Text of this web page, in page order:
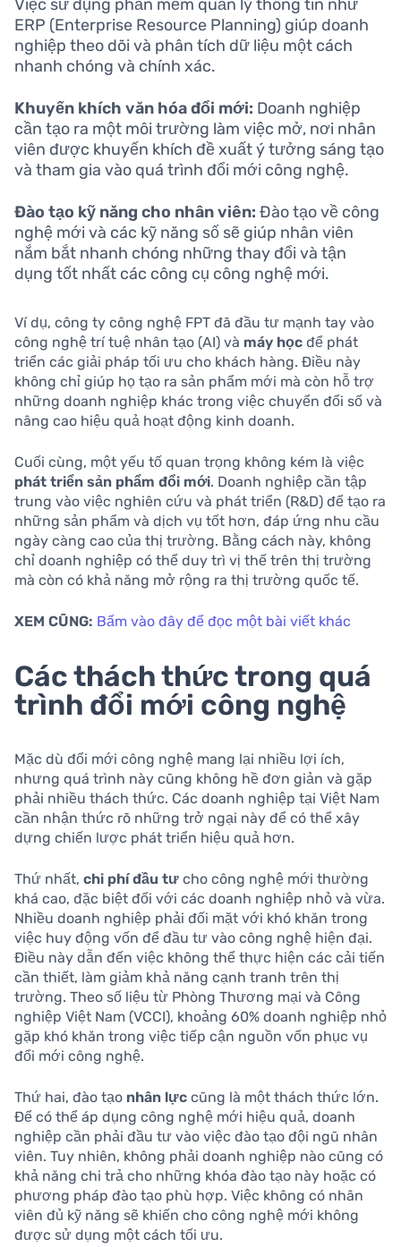
Việc sử dụng phần mềm quản lý thông tin như
ERP (Enterprise Resource Planning) giúp doanh
nghiệp theo dõi và phân tích dữ liệu một cách
nhanh chóng và chính xác.
Khuyến khích văn hóa đổi mới: Doanh nghiệp
cần tạo ra một môi trường làm việc mở, nơi nhân
viên được khuyến khích đề xuất ý tưởng sáng tạo
và tham gia vào quá trình đổi mới công nghệ.
Đào tạo kỹ năng cho nhân viên: Đào tạo về công
nghệ mới và các kỹ năng số sẽ giúp nhân viên
nắm bắt nhanh chóng những thay đổi và tận
dụng tốt nhất các công cụ công nghệ mới.
Ví dụ, công ty công nghệ FPT đã đầu tư mạnh tay vào
công nghệ trí tuệ nhân tạo (AI) và máy học để phát
triển các giải pháp tối ưu cho khách hàng. Điều này
không chỉ giúp họ tạo ra sản phẩm mới mà còn hỗ trợ
những doanh nghiệp khác trong việc chuyển đổi số và
nâng cao hiệu quả hoạt động kinh doanh.
Cuối cùng, một yếu tố quan trọng không kém là việc
phát triển sản phẩm đổi mới. Doanh nghiệp cần tập
trung vào việc nghiên cứu và phát triển (R&D) để tạo ra
những sản phẩm và dịch vụ tốt hơn, đáp ứng nhu cầu
ngày càng cao của thị trường. Bằng cách này, không
chỉ doanh nghiệp có thể duy trì vị thế trên thị trường
mà còn có khả năng mở rộng ra thị trường quốc tế.
XEM CŨNG: Bấm vào đây để đọc một bài viết khác
Các thách thức trong quá
trình đổi mới công nghệ
Mặc dù đổi mới công nghệ mang lại nhiều lợi ích,
nhưng quá trình này cũng không hề đơn giản và gặp
phải nhiều thách thức. Các doanh nghiệp tại Việt Nam
cần nhận thức rõ những trở ngại này để có thể xây
dựng chiến lược phát triển hiệu quả hơn.
Thứ nhất, chi phí đầu tư cho công nghệ mới thường
khá cao, đặc biệt đối với các doanh nghiệp nhỏ và vừa.
Nhiều doanh nghiệp phải đối mặt với khó khăn trong
việc huy động vốn để đầu tư vào công nghệ hiện đại.
Điều này dẫn đến việc không thể thực hiện các cải tiến
cần thiết, làm giảm khả năng cạnh tranh trên thị
trường. Theo số liệu từ Phòng Thương mại và Công
nghiệp Việt Nam (VCCI), khoảng 60% doanh nghiệp nhỏ
gặp khó khăn trong việc tiếp cận nguồn vốn phục vụ
đổi mới công nghệ.
Thứ hai, đào tạo nhân lực cũng là một thách thức lớn.
Để có thể áp dụng công nghệ mới hiệu quả, doanh
nghiệp cần phải đầu tư vào việc đào tạo đội ngũ nhân
viên. Tuy nhiên, không phải doanh nghiệp nào cũng có
khả năng chi trả cho những khóa đào tạo này hoặc có
phương pháp đào tạo phù hợp. Việc không có nhân
viên đủ kỹ năng sẽ khiến cho công nghệ mới không
được sử dụng một cách tối ưu.